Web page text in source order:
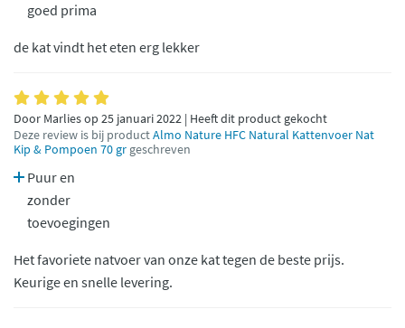
goed prima
de kat vindt het eten erg lekker
Door Marlies op 25 januari 2022 | Heeft dit product gekocht
Deze review is bij productAlmo Nature HFC Natural Kattenvoer Nat
Kip & Pompoen 70 gr geschreven
Puur en
zonder
toevoegingen
Het favoriete natvoer van onze kat tegen de beste prijs.
Keurige en snelle levering.